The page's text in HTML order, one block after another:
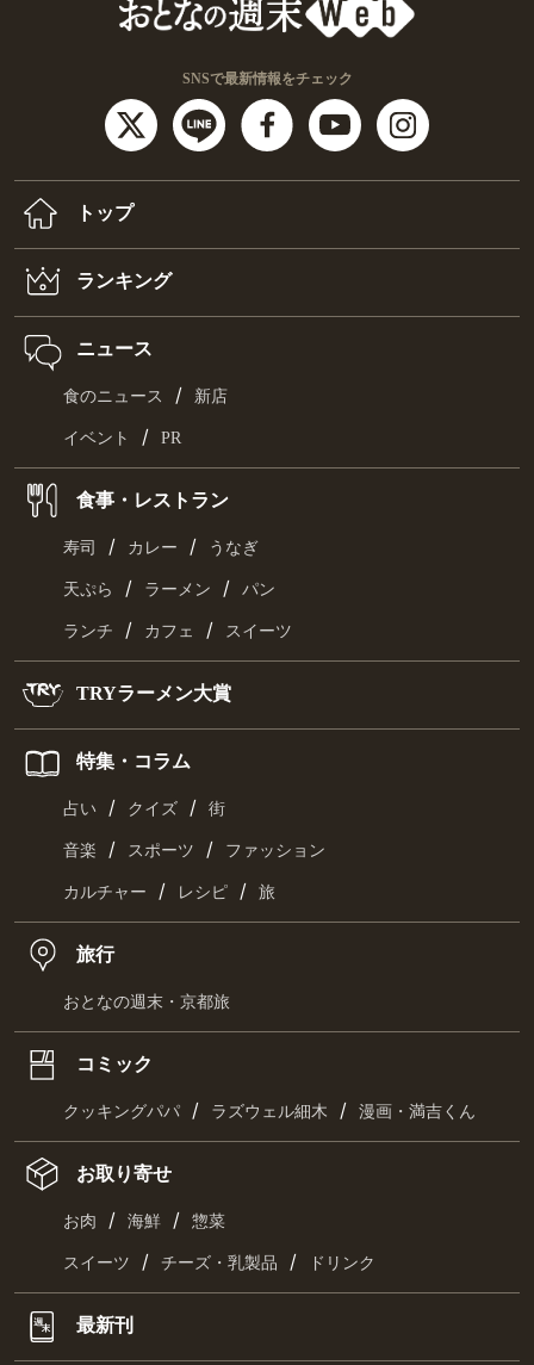
SNSで最新情報をチェック
トップ
ランキング
ニュース
食のニュース / 新店
イベント / PR
食事・レストラン
寿司 / カレー / うなぎ
天ぷら / ラーメン / パン
ランチ / カフェ / スイーツ
TRYラーメン大賞
特集・コラム
占い / クイズ / 街
音楽 / スポーツ / ファッション
カルチャー / レシピ / 旅
旅行
おとなの週末・京都旅
コミック
クッキングパパ / ラズウェル細木 / 漫画・満吉くん
お取り寄せ
お肉 / 海鮮 / 惣菜
スイーツ / チーズ・乳製品 / ドリンク
最新刊